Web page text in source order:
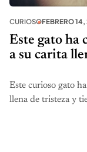
CURIOSOFEBRERO
Este gato
a su carita
Este curioso gato
llena de tristeza y